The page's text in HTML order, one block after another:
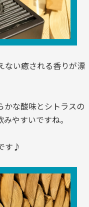
ない癒される香りが漂
かな酸味とシトラスの
やすいですね。
す♪